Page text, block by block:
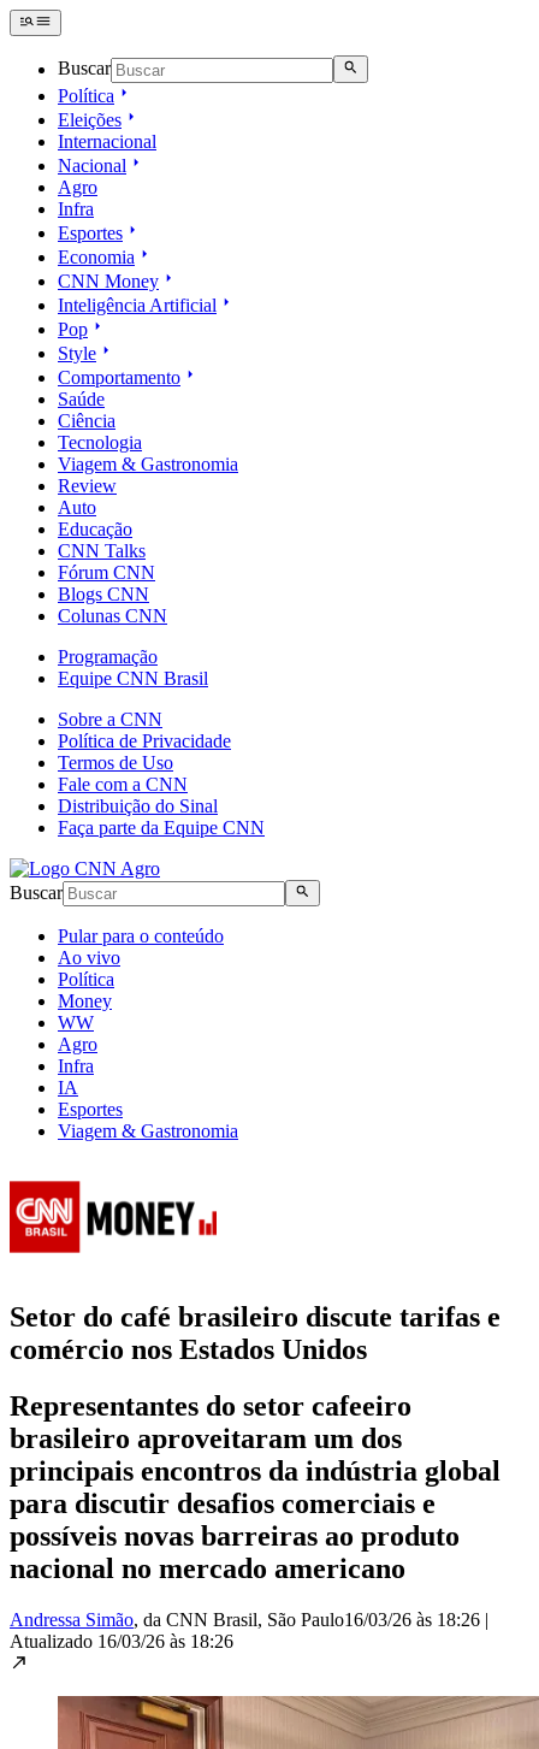
Buscar
Política
Eleições
Internacional
Nacional
Agro
Infra
Esportes
Economia
CNN Money
Inteligência Artificial
Pop
Style
Comportamento
Saúde
Ciência
Tecnologia
Viagem & Gastronomia
Review
Auto
Educação
CNN Talks
Fórum CNN
Blogs CNN
Colunas CNN
Programação
Equipe CNN Brasil
Sobre a CNN
Política de Privacidade
Termos de Uso
Fale com a CNN
Distribuição do Sinal
Faça parte da Equipe CNN
Buscar
Pular para o conteúdo
Ao vivo
Política
Money
WW
Agro
Infra
IA
Esportes
Viagem & Gastronomia
Setor do café brasileiro discute tarifas e
comércio nos Estados Unidos
Representantes do setor cafeeiro
brasileiro aproveitaram um dos
principais encontros da indústria global
para discutir desafios comerciais e
possíveis novas barreiras ao produto
nacional no mercado americano
Andressa Simão, da CNN Brasil, São Paulo16/03/26 às 18:26 |
Atualizado 16/03/26 às 18:26